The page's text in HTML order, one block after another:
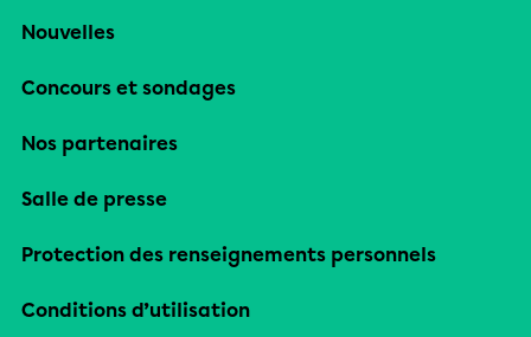
Nouvelles
Concours et sondages
Nos partenaires
Salle de presse
Protection des renseignements personnels
Conditions d’utilisation